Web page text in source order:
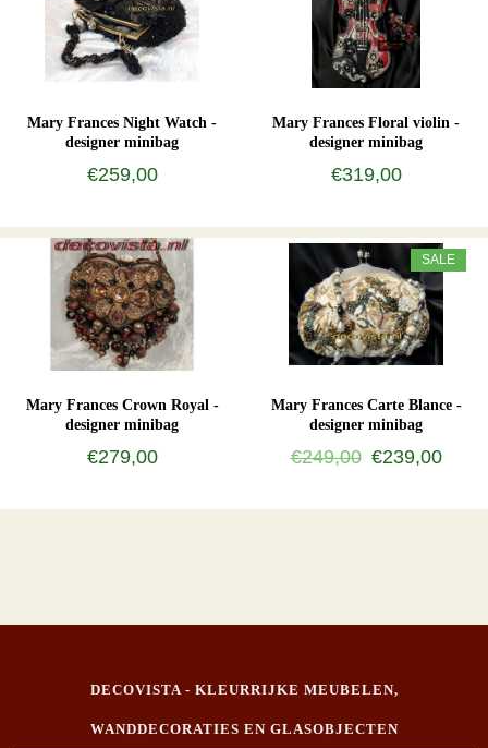
Mary Frances Night Watch -
designer minibag
€259,00
Mary Frances Floral violin -
designer minibag
€319,00
Mary Frances Crown Royal -
designer minibag
€279,00
SALE
Mary Frances Carte Blance -
designer minibag
€249,00 €239,00
DECOVISTA - KLEURRIJKE MEUBELEN,
WANDDECORATIES EN GLASOBJECTEN